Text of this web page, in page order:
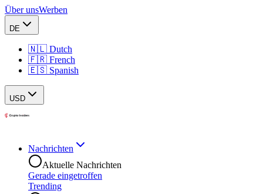
Über unsWerben
DE
🇳🇱 Dutch
🇫🇷 French
🇪🇸 Spanish
USD
Nachrichten
Aktuelle Nachrichten
Gerade eingetroffen
Trending